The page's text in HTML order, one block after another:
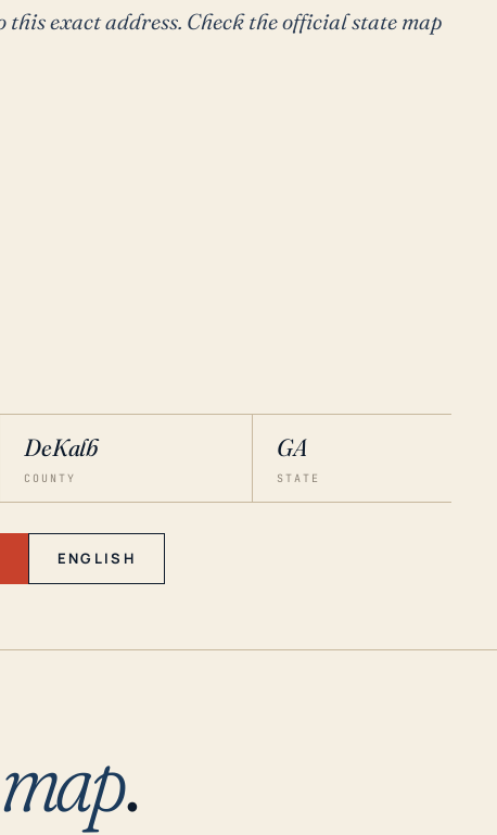
this exact address. Check the official state map
DeKalb
COUNTY
GA
STATE
ENGLISH
map.